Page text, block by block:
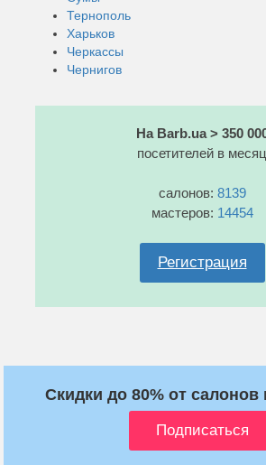
Тернополь
Харьков
Черкассы
Чернигов
На Barb.ua > 350
посетителей в месяц
салонов: 8139
мастеров: 14454
Регистрация
Скидки до 80% от салонов